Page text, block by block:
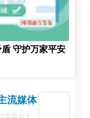
育人平...
盾 守护万家平安
流媒体
查看全文